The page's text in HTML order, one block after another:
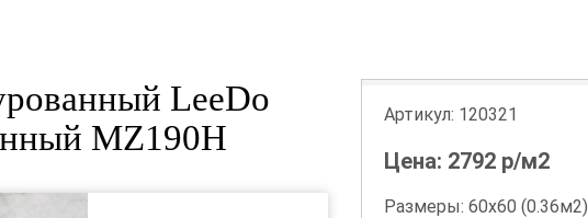
LeeDo
MZ190H
Артикул: 120321
Цена: 2792р/м2
Размеры: 60х60 (0.36м2)